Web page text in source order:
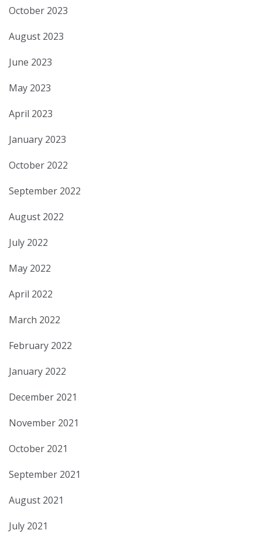
October 2023
August 2023
June 2023
May 2023
April 2023
January 2023
October 2022
September 2022
August 2022
July 2022
May 2022
April 2022
March 2022
February 2022
January 2022
December 2021
November 2021
October 2021
September 2021
August 2021
July 2021